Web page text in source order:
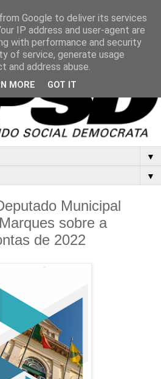
▼
▼
Municipal
sobre a
de 2022
Google to deliver its services
IP address and user-agent are
with performance and security
of service, generate usage
address abuse.
MORE GOT IT